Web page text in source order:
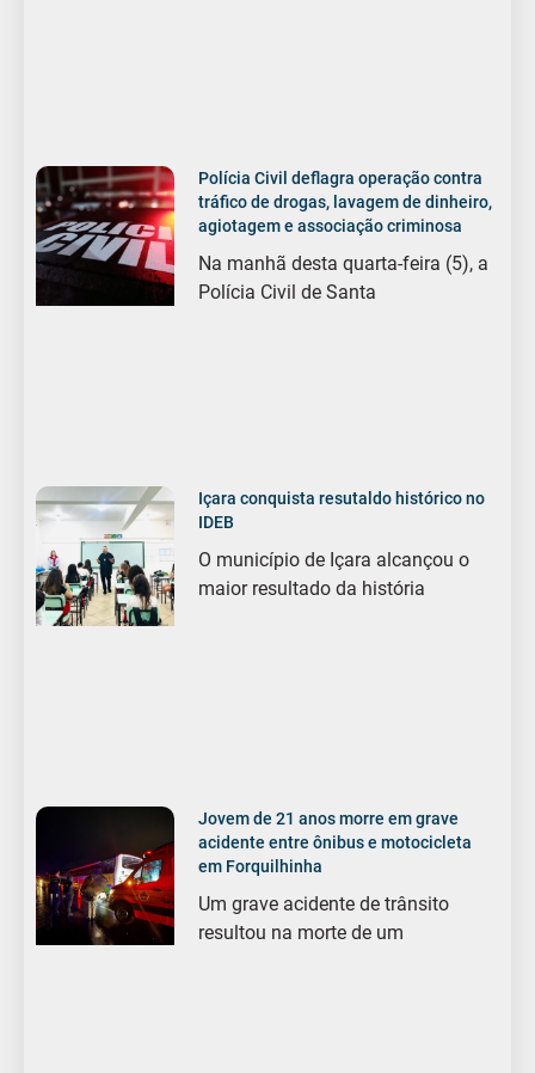
Polícia Civil deflagra operação contra
tráfico de drogas, lavagem de dinheiro,
agiotagem e associação criminosa
Na manhã desta quarta-feira (5), a
Polícia Civil de Santa
Içara conquista resutaldo histórico no
IDEB
O município de Içara alcançou o
maior resultado da história
Jovem de 21 anos morre em grave
acidente entre ônibus e motocicleta
em Forquilhinha
Um grave acidente de trânsito
resultou na morte de um